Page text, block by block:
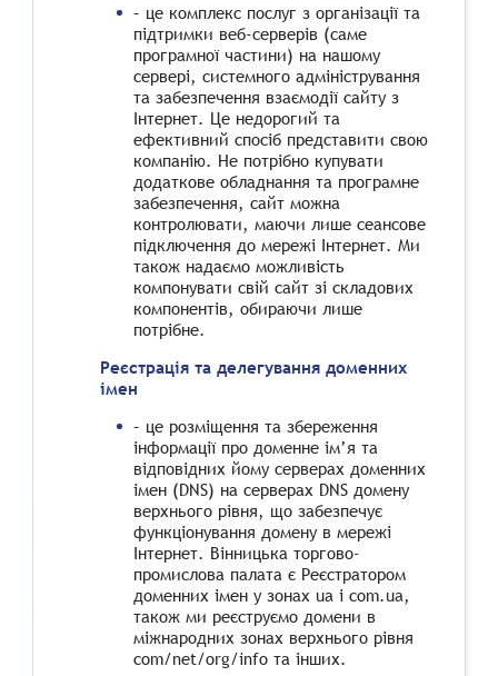
– це комплекс послуг з організації та
підтримки веб-серверів (саме
програмної частини) на нашому
сервері, системного адміністрування
та забезпечення взаємодії сайту з
Інтернет. Це недорогий та
ефективний спосіб представити свою
компанію. Не потрібно купувати
додаткове обладнання та програмне
забезпечення, сайт можна
контролювати, маючи лише сеансове
підключення до мережі Інтернет. Ми
також надаємо можливість
компонувати свій сайт зі складових
компонентів, обираючи лише
потрібне.
Реєстрація та делегування доменних
імен
– це розміщення та збереження
інформації про доменне ім’я та
відповідних йому серверах доменних
імен (DNS) на серверах DNS домену
верхнього рівня, що забезпечує
функціонування домену в мережі
Інтернет. Вінницька торгово-
промислова палата є Реєстратором
доменних імен у зонах ua і com.ua,
також ми реєструємо домени в
міжнародних зонах верхнього рівня
com/net/org/info та інших.